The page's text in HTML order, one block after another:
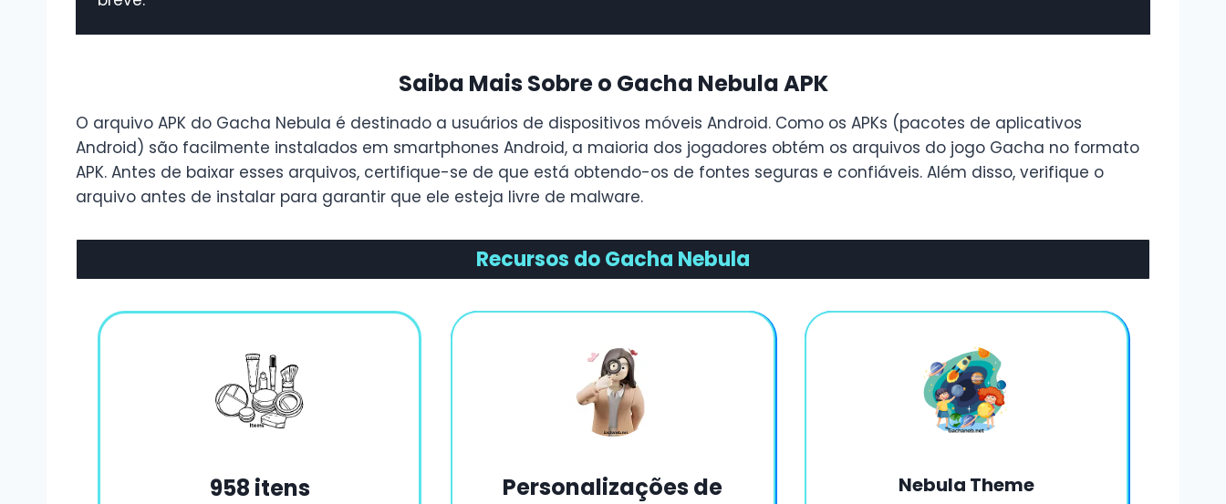
Saiba Mais Sobre o Gacha Nebula APK
O arquivo APK do Gacha Nebula é destinado a usuários de dispositivos móveis Android. Como os APKs (pacotes de aplicativos
Android) são facilmente instalados em smartphones Android, a maioria dos jogadores obtém os arquivos do jogo Gacha no formato
APK. Antes de baixar esses arquivos, certifique-se de que está obtendo-os de fontes seguras e confiáveis. Além disso, verifique o
arquivo antes de instalar para garantir que ele esteja livre de malware.
Recursos do Gacha Nebula
958 itens
Personalizações de
Nebula Theme